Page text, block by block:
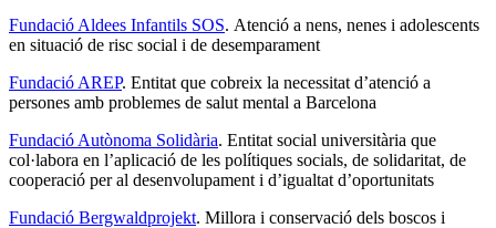
Fundació Aldees Infantils SOS. Atenció a nens, nenes i adolescents
en situació de risc social i de desemparament
Fundació AREP. Entitat que cobreix la necessitat d’atenció a
persones amb problemes de salut mental a Barcelona
Fundació Autònoma Solidària. Entitat social universitària que
col·labora en l’aplicació de les polítiques socials, de solidaritat, de
cooperació per al desenvolupament i d’igualtat d’oportunitats
Fundació Bergwaldprojekt. Millora i conservació dels boscos i